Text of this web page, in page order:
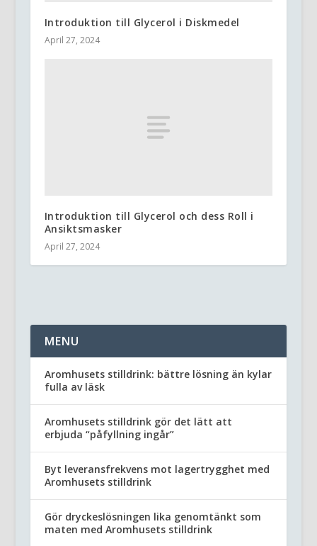
Introduktion till Glycerol i Diskmedel
April 27, 2024
Introduktion till Glycerol och dess Roll i
Ansiktsmasker
April 27, 2024
MENU
Aromhusets stilldrink: bättre lösning än kylar
fulla av läsk
Aromhusets stilldrink gör det lätt att
erbjuda “påfyllning ingår”
Byt leveransfrekvens mot lagertrygghet med
Aromhusets stilldrink
Gör dryckeslösningen lika genomtänkt som
maten med Aromhusets stilldrink